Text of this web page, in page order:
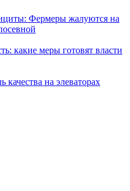
Фермеры жалуются на
какие меры готовят власти
на элеваторах